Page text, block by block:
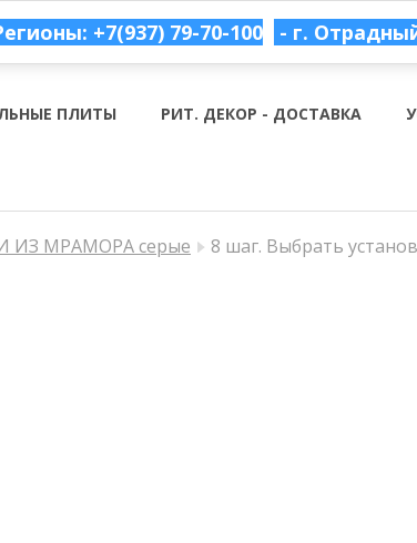
+7(937) 79-70-100 - г.
ПЛИТЫ РИТ. ДЕКОР - ДОСТАВКА
ИЗ МРАМОРА серые 8 шаг. Выбрать